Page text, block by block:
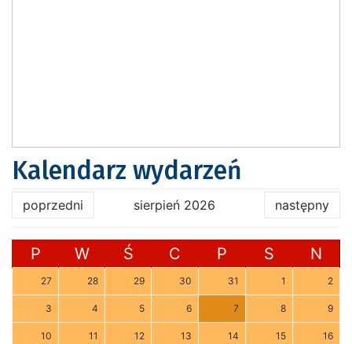
Kalendarz wydarzeń
poprzedni sierpień 2026 następny
P W Ś C P S N
27 28 29 30 31 1 2
3 4 5 6 7 8 9
10 11 12 13 14 15 16